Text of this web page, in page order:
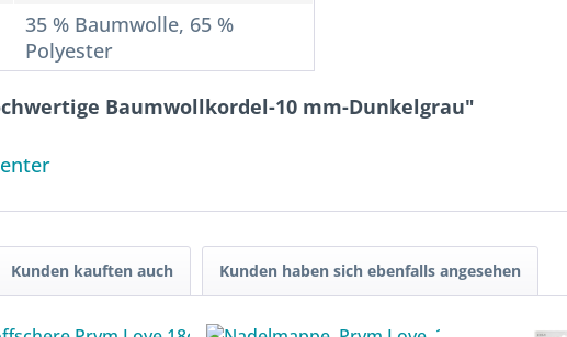
35 % Baumwolle, 65 %
Polyester
Baumwollkordel-10 mm-Dunkelgrau"
Kunden kauften auch Kunden haben sich ebenfalls angesehen